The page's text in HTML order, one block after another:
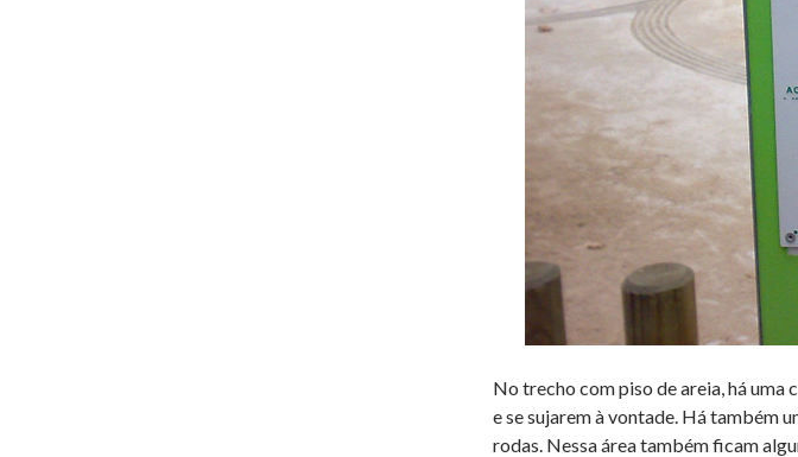
No trecho com piso de areia, há uma
e se sujarem à vontade. Há também
rodas. Nessa área também ficam